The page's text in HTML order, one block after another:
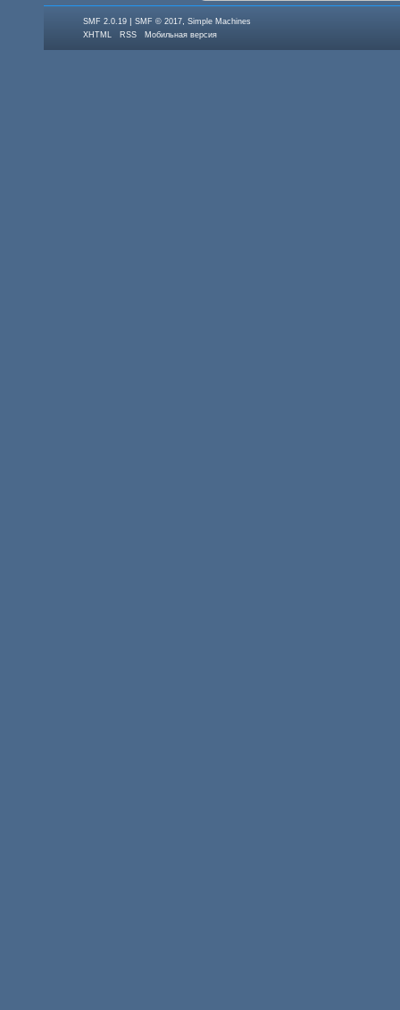
SMF 2.0.19 |SMF © 2017,Simple Machines
XHTML
RSS Мобильная версия